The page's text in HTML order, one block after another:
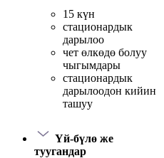
15 күн
стационардык
дарылоо
чет өлкөдө болуу
чыгымдары
стационардык
дарылоодон кийин
ташуу
Үй-бүлө же
туугандар